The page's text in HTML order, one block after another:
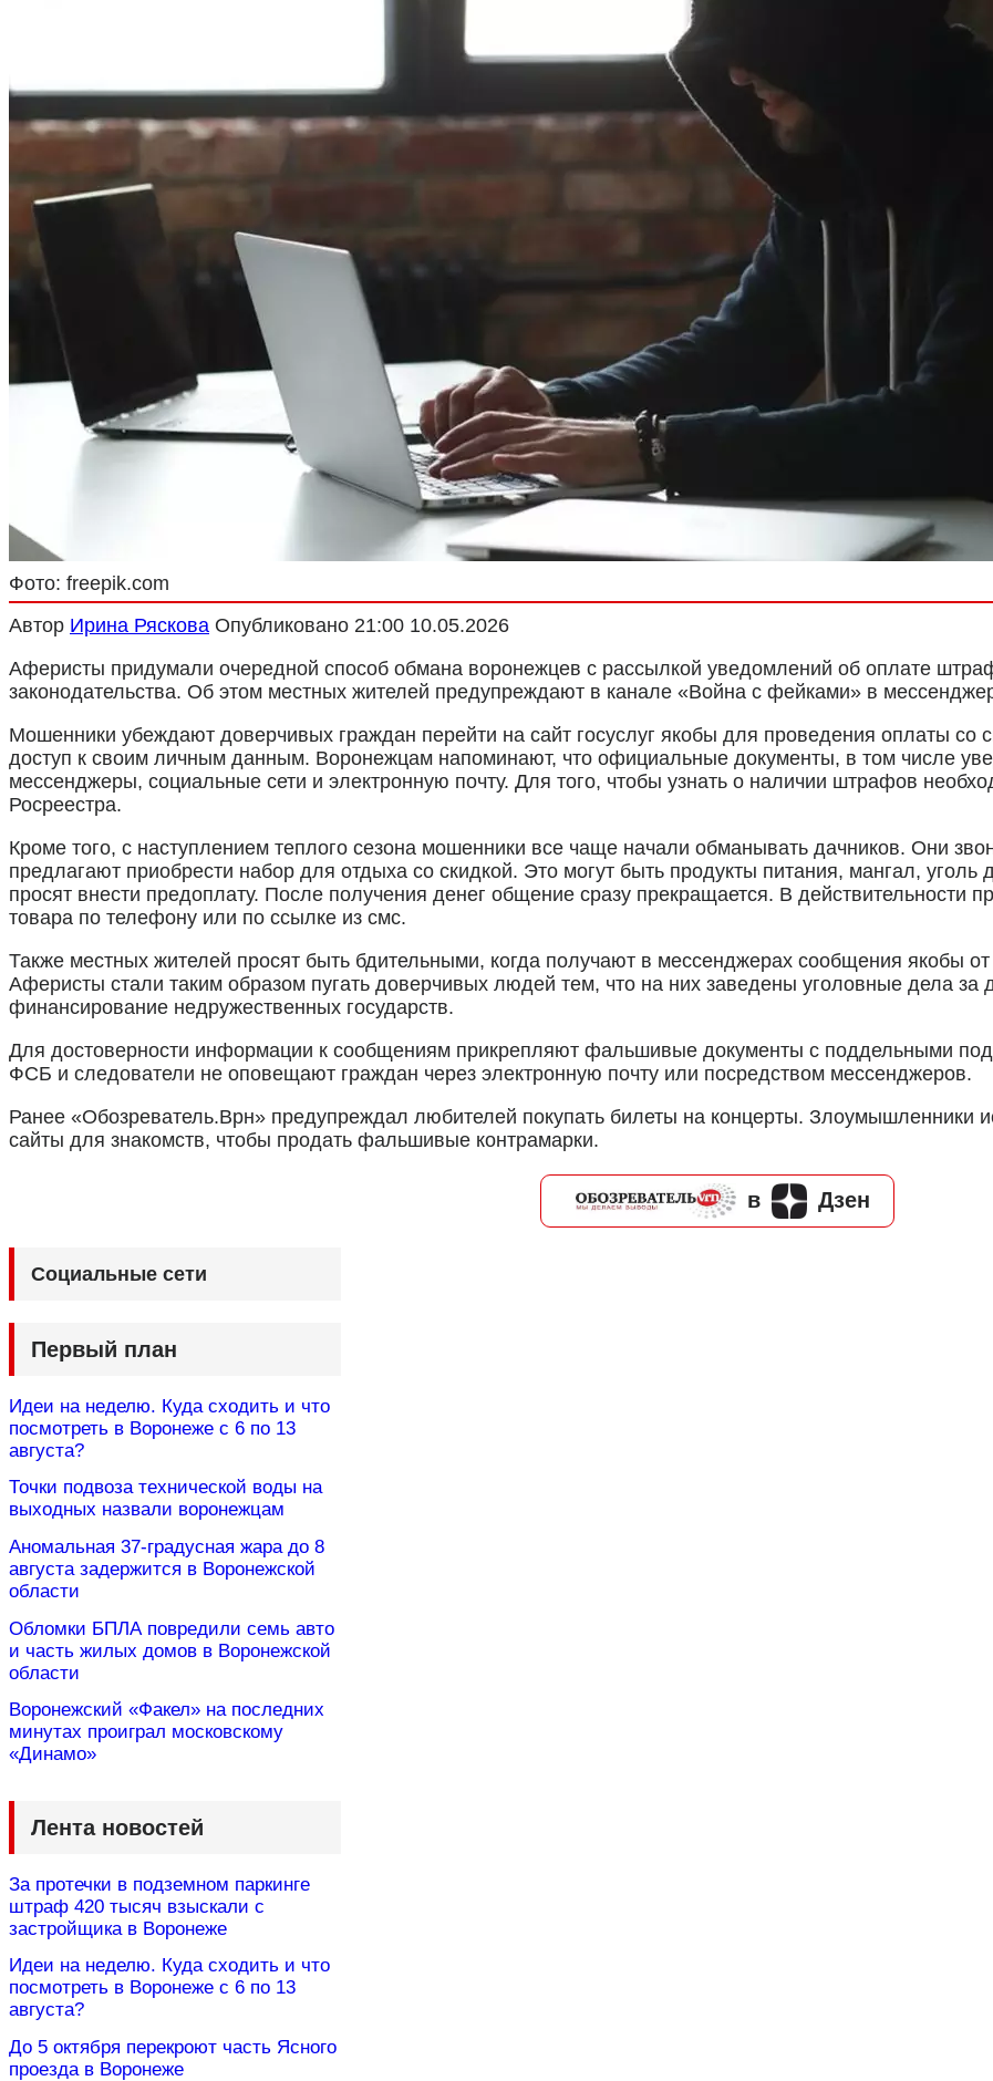
Фото: freepik.com
Автор Ирина Ряскова Опубликовано 21:00 10.05.2026
Аферисты придумали очередной способ обмана воронежцев с рассылкой уведомлений об оплате
законодательства. Об этом местных жителей предупреждают в канале «Война с фейками» в
Мошенники убеждают доверчивых граждан перейти на сайт госуслуг якобы для проведения оплаты со
доступ к своим личным данным. Воронежцам напоминают, что официальные документы, в том числе
мессенджеры, социальные сети и электронную почту. Для того, чтобы узнать о наличии штрафов
Росреестра.
Кроме того, с наступлением теплого сезона мошенники все чаще начали обманывать дачников. Они
предлагают приобрести набор для отдыха со скидкой. Это могут быть продукты питания, мангал, уголь
просят внести предоплату. После получения денег общение сразу прекращается. В действительности
товара по телефону или по ссылке из смс.
Также местных жителей просят быть бдительными, когда получают в мессенджерах сообщения якобы
Аферисты стали таким образом пугать доверчивых людей тем, что на них заведены уголовные дела
финансирование недружественных государств.
Для достоверности информации к сообщениям прикрепляют фальшивые документы с поддельными
ФСБ и следователи не оповещают граждан через электронную почту или посредством мессенджеров.
Ранее «Обозреватель.Врн» предупреждал любителей покупать билеты на концерты. Злоумышленники
сайты для знакомств, чтобы продать фальшивые контрамарки.
в Дзен
Социальные сети
Первый план
Идеи на неделю. Куда сходить и что
посмотреть в Воронеже с 6 по 13
августа?
Точки подвоза технической воды на
выходных назвали воронежцам
Аномальная 37-градусная жара до 8
августа задержится в Воронежской
области
Обломки БПЛА повредили семь авто
и часть жилых домов в Воронежской
области
Воронежский «Факел» на последних
минутах проиграл московскому
«Динамо»
Лента новостей
За протечки в подземном паркинге
штраф 420 тысяч взыскали с
застройщика в Воронеже
Идеи на неделю. Куда сходить и что
посмотреть в Воронеже с 6 по 13
августа?
До 5 октября перекроют часть Ясного
проезда в Воронеже